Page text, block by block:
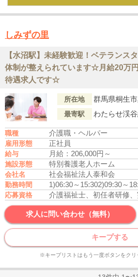
しみずの里
【水沼駅】未経験歓迎！ベテランス
体制が整えられています☆月給20万
待遇求人です☆
所在地 群馬県桐生
最寄駅
職種 介護職・ヘルパー
雇用形態 正社員
給与 月給：206,000円～
施設形態 特別養護老人ホーム
会社名 社会福祉法人泰和会
勤務時間 1)06:30～15:302)09:30～
応募資格
求人に問い合わせ（無料）
キープする
※キープリストはもう一度ボタンをクリ